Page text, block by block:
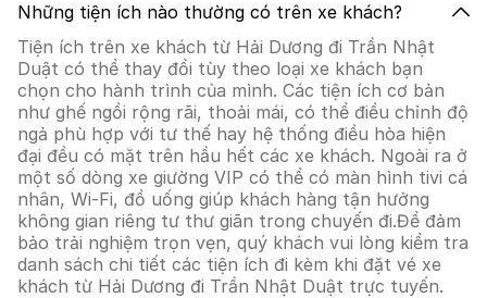
Những tiện ích nào thường có trên xe khách?
Tiện ích trên xe khách từ Hải Dương đi Trần Nhật
Duật có thể thay đổi tùy theo loại xe khách bạn
chọn cho hành trình của mình. Các tiện ích cơ bản
như ghế ngồi rộng rãi, thoải mái, có thể điều chỉnh độ
ngả phù hợp với tư thế hay hệ thống điều hòa hiện
đại đều có mặt trên hầu hết các xe khách. Ngoài ra ở
một số dòng xe giường VIP có thể có màn hình tivi cá
nhân, Wi-Fi, đồ uống giúp khách hàng tận hưởng
không gian riêng tư thư giãn trong chuyến đi.Để đảm
bảo trải nghiệm trọn vẹn, quý khách vui lòng kiểm tra
danh sách chi tiết các tiện ích đi kèm khi đặt vé xe
khách từ Hải Dương đi Trần Nhật Duật trực tuyến.